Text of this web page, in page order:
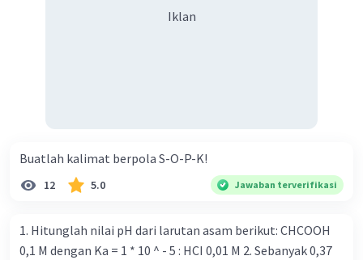
Iklan
Buatlah kalimat berpola S-O-P-K!
12 5.0 Jawaban terverifikasi
1. Hitunglah nilai pH dari larutan asam berikut: CHCOOH
0,1 M dengan Ka = 1 * 10 ^ - 5 : HCI 0,01 M 2. Sebanyak 0,37